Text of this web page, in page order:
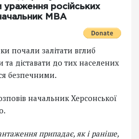
російських
МВА
почали залітати вглиб
та діставати до тих населених
безпечними.
начальник Херсонської
припадає, як і раніше,